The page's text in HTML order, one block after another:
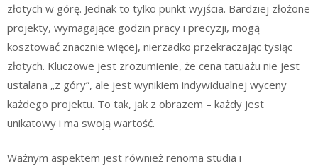
złotych w górę. Jednak to tylko punkt wyjścia. Bardziej złożone
projekty, wymagające godzin pracy i precyzji, mogą
kosztować znacznie więcej, nierzadko przekraczając tysiąc
złotych. Kluczowe jest zrozumienie, że cena tatuażu nie jest
ustalana „z góry”, ale jest wynikiem indywidualnej wyceny
każdego projektu. To tak, jak z obrazem – każdy jest
unikatowy i ma swoją wartość.
Ważnym aspektem jest również renoma studia i